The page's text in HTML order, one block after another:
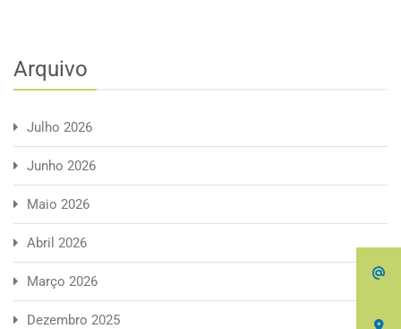
Arquivo
Julho 2026
Junho 2026
Maio 2026
Abril 2026
Março 2026
Dezembro 2025